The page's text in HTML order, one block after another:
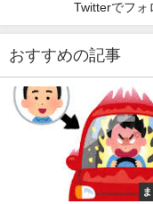
Twitterでフォ
おすすめの記事